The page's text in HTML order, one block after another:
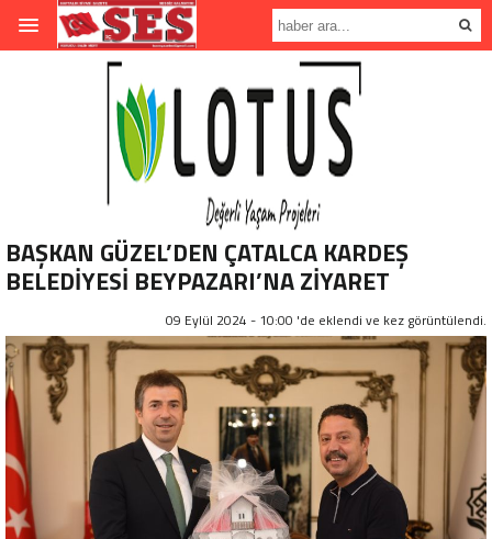
BAŞKAN GÜZEL’DEN ÇATALCA KARDEŞ
BELEDİYESİ BEYPAZARI’NA ZİYARET
09 Eylül 2024 - 10:00 'de eklendi ve kez görüntülendi.